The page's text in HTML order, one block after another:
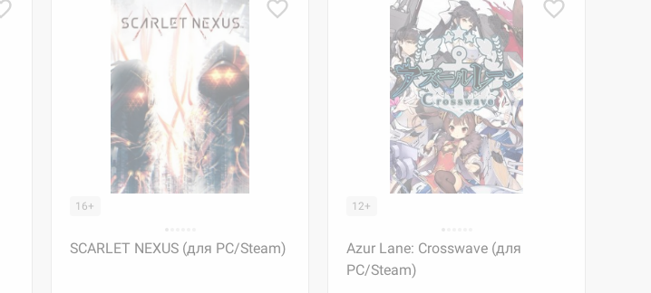
16+
SCARLET NEXUS (для PC/Steam)
12+
Azur Lane: Crosswave (для
PC/Steam)